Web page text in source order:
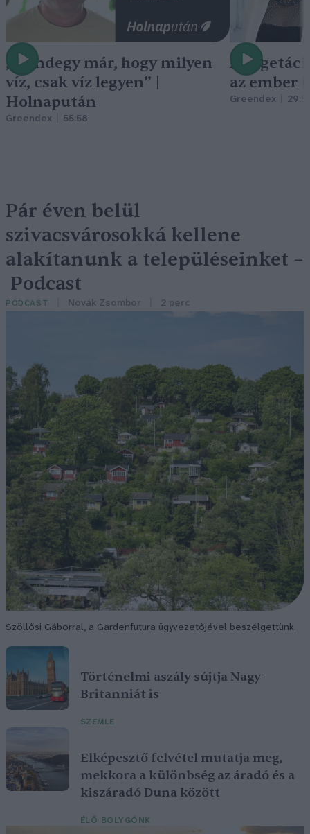
„Mindegy már, hogy milyen
víz, csak víz legyen” |
Holnapután
Greendex 55:58
A
az ember
Greendex
Pár éven belül
szivacsvárosokká kellene
alakítanunk a településeinket –
Podcast
PODCAST Novák Zsombor 2 perc
Szöllősi Gáborral, a Gardenfutura ügyvezetőjével beszélgettünk.
Történelmi aszály sújtja Nagy-
Britanniát is
SZEMLE
Elképesztő felvétel mutatja meg,
mekkora a különbség az áradó és a
kiszáradó Duna között
ÉLŐ BOLYGÓNK